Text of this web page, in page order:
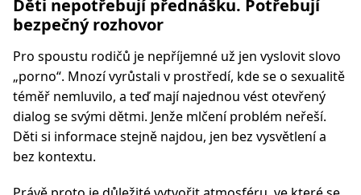
Děti nepotřebují přednášku. Potřebují
bezpečný rozhovor
Pro spoustu rodičů je nepříjemné už jen vyslovit slovo
„porno“. Mnozí vyrůstali v prostředí, kde se o sexualitě
téměř nemluvilo, a teď mají najednou vést otevřený
dialog se svými dětmi. Jenže mlčení problém neřeší.
Děti si informace stejně najdou, jen bez vysvětlení a
bez kontextu.